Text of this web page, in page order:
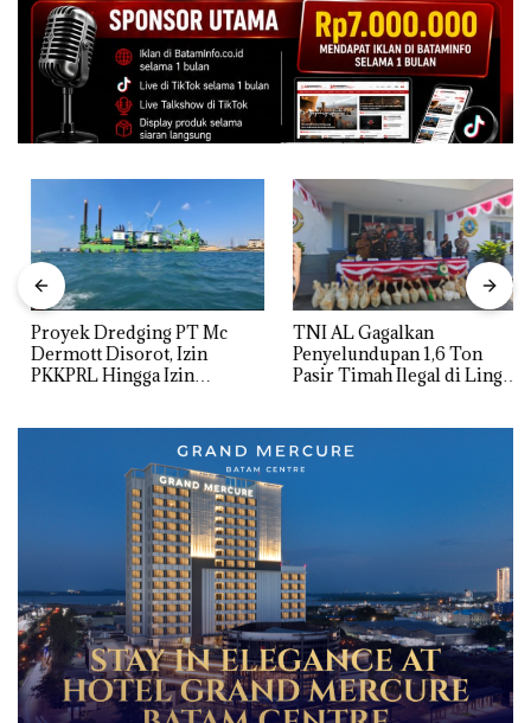
Proyek Dredging PT Mc
Dermott Disorot, Izin
PKKPRL Hingga Izin
TNI AL Gagalkan
Penyelundupan 1,6 Ton
Pasir Timah Ilegal di Lingga,
Diselundupkan ke Malaysia